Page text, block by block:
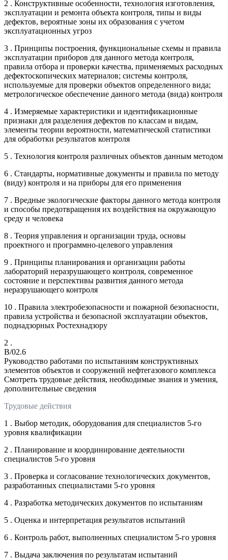
2 . Конструктивные особенности, технология изготовления,
эксплуатации и ремонта объекта контроля, типы и виды
дефектов, вероятные зоны их образования с учетом
эксплуатационных угроз
3 . Принципы построения, функциональные схемы и правила
эксплуатации приборов для данного метода контроля,
правила отбора и проверки качества, применяемых расходных
дефектоскопических материалов; системы контроля,
используемые для проверки объектов определенного вида;
метрологическое обеспечение данного метода (вида) контроля
4 . Измеряемые характеристики и идентификационные
признаки для разделения дефектов по классам и видам,
элементы теории вероятности, математической статистики
для обработки результатов контроля
5 . Технология контроля различных объектов данным методом
6 . Стандарты, нормативные документы и правила по методу
(виду) контроля и на приборы для его применения
7 . Вредные экологические факторы данного метода контроля
и способы предотвращения их воздействия на окружающую
среду и человека
8 . Теория управления и организации труда, основы
проектного и программно-целевого управления
9 . Принципы планирования и организации работы
лабораторий неразрушающего контроля, современное
состояние и перспективы развития данного метода
неразрушающего контроля
10 . Правила электробезопасности и пожарной безопасности,
правила устройства и безопасной эксплуатации объектов,
поднадзорных Ростехнадзору
2 .
B/02.6
Руководство работами по испытаниям конструктивных
элементов объектов и сооружений нефтегазового комплекса
Смотреть трудовые действия, необходимые знания и умения,
дополнительные сведения
Трудовые действия
1 . Выбор методик, оборудования для специалистов 5-го
уровня квалификации
2 . Планирование и координирование деятельности
специалистов 5-го уровня
3 . Проверка и согласование технологических документов,
разработанных специалистами 5-го уровня
4 . Разработка методических документов по испытаниям
5 . Оценка и интерпретация результатов испытаний
6 . Контроль работ, выполненных специалистом 5-го уровня
7 . Выдача заключения по результатам испытаний